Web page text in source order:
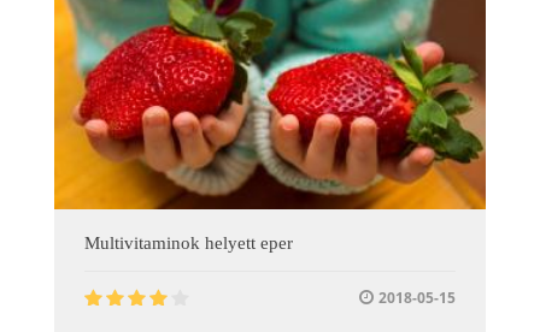
Multivitaminok helyett eper
2018-05-15